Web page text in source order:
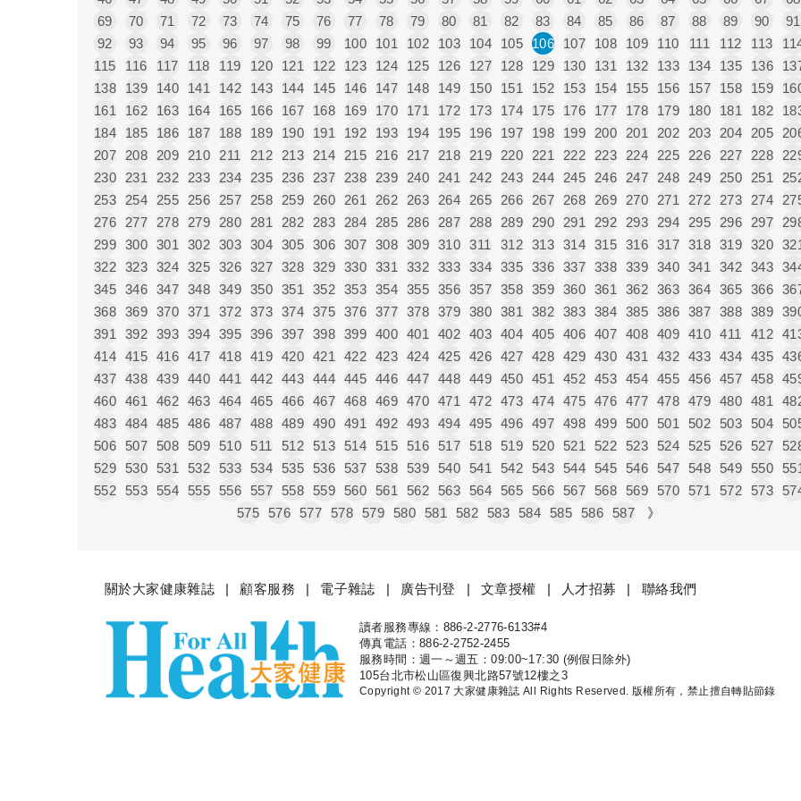
69
70 71 72 73 74 75 76 77 78 79 80 81 82 83 84 85 86 87 88 89 90
91
92
93 94 95 96 97 98 99 100 101 102 103 104 105 106 107 108 109 110 111 112 113
115
116 117 118 119 120 121 122 123 124 125 126 127 128 129 130 131 132 133 134 135 136
138
139 140 141 142 143 144 145 146 147 148 149 150 151 152 153 154 155 156 157 158 159
161
162 163 164 165 166 167 168 169 170 171 172 173 174 175 176 177 178 179 180 181 182
184
185 186 187 188 189 190 191 192 193 194 195 196 197 198 199 200 201 202 203 204 205
207
208 209 210 211 212 213 214 215 216 217 218 219 220 221 222 223 224 225 226 227 228
230
231 232 233 234 235 236 237 238 239 240 241 242 243 244 245 246 247 248 249 250 251
253
254 255 256 257 258 259 260 261 262 263 264 265 266 267 268 269 270 271 272 273 274
276
277 278 279 280 281 282 283 284 285 286 287 288 289 290 291 292 293 294 295 296 297
299 300 301 302 303 304 305 306 307 308 309 310 311 312 313 314 315 316 317 318 319 320
322 323 324 325 326 327 328 329 330 331 332 333 334 335 336 337 338 339 340 341 342 343
345 346 347 348 349 350 351 352 353 354 355 356 357 358 359 360 361 362 363 364 365 366
368 369 370 371 372 373 374 375 376 377 378 379 380 381 382 383 384 385 386 387 388 389
391
392 393 394 395 396 397 398 399 400 401 402 403 404 405 406 407 408 409 410 411 412
414 415 416 417 418 419 420 421 422 423 424 425 426 427 428 429 430 431 432 433 434 435
437 438 439 440 441 442 443 444 445 446 447 448 449 450 451 452 453 454 455 456 457 458
460 461 462 463 464 465 466 467 468 469 470 471 472 473 474 475 476 477 478 479 480 481
483 484 485 486 487 488 489 490 491 492 493 494 495 496 497 498 499 500 501 502 503 504
506 507 508 509 510 511 512 513 514 515 516 517 518 519 520 521 522 523 524 525 526 527
529 530 531 532 533 534 535 536 537 538 539 540 541 542 543 544 545 546 547 548 549 550
552 553 554 555 556 557 558 559 560 561 562 563 564 565 566 567 568 569 570 571 572 573
575 576 577 578 579 580 581 582 583 584 585 586 587 》
關於大家健康雜誌 顧客服務 電子雜誌 廣告刊登 文章授權 人才招募 聯絡我們
大家健康
讀者服務專線：886-2-2776-6133#4
傳真電話：886-2-2752-2455
服務時間：週一～週五：09:00~17:30 (例假日除外)
105台北市松山區復興北路57號12樓之3
Copyright © 2017 大家健康雜誌 All Rights Reserved. 版權所有，禁止擅自轉貼節錄